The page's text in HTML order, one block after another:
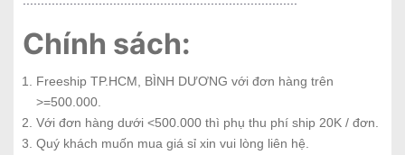
Chính sách:
Freeship TP.HCM, BÌNH DƯƠNG với đơn hàng trên
>=500.000.
Với đơn hàng dưới <500.000 thì phụ thu phí ship 20K / đơn.
Quý khách muốn mua giá sỉ xin vui lòng liên hệ.